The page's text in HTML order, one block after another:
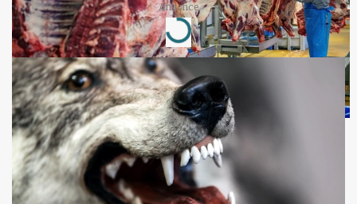
Annonce
Loading...